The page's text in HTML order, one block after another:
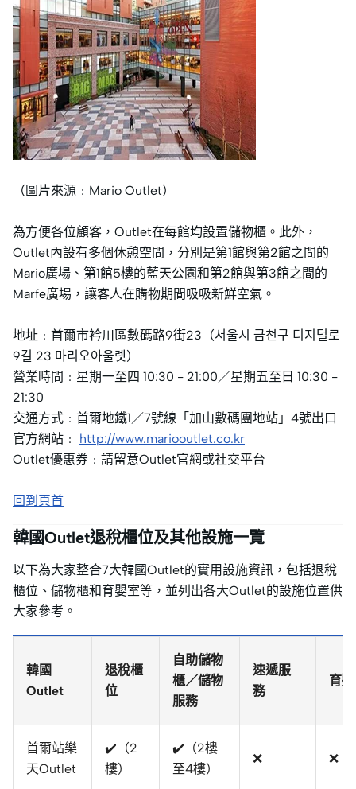
（圖片來源﹕Mario Outlet）
為方便各位顧客，Outlet在每館均設置儲物櫃。此外，
Outlet內設有多個休憩空間，分別是第1館與第2館之間的
Mario廣場、第1館5樓的藍天公園和第2館與第3館之間的
Marfe廣場，讓客人在購物期間吸吸新鮮空氣。
地址﹕首爾市衿川區數碼路9街23（서울시 금천구 디지털로
9길 23 마리오아울렛）
營業時間﹕星期一至四 10:30 - 21:00／星期五至日 10:30 -
21:30
交通方式﹕首爾地鐵1／7號線「加山數碼團地站」4號出口
官方網站﹕ http://www.mariooutlet.co.kr
Outlet優惠券﹕請留意Outlet官網或社交平台
回到頁首
韓國Outlet退稅櫃位及其他設施一覽
以下為大家整合7大韓國Outlet的實用設施資訊，包括退稅
櫃位、儲物櫃和育嬰室等，並列出各大Outlet的設施位置供
大家參考。
韓國
Outlet
退稅櫃
位
自助儲物
櫃／儲物
服務
速遞服
務
育
首爾站樂
天Outlet
✔️（2
樓）
✔️（2樓
至4樓）
❌ ❌